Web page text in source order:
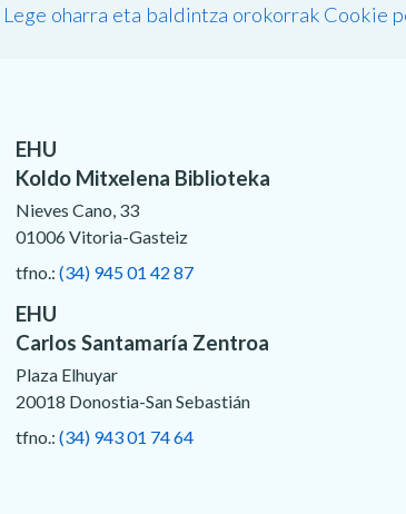
Lege oharra eta baldintza orokorrak Cookie
EHU
Koldo Mitxelena Biblioteka
Nieves Cano, 33
01006 Vitoria-Gasteiz
tfno.: (34) 945 01 42 87
EHU
Carlos Santamaría Zentroa
Plaza Elhuyar
20018 Donostia-San Sebastián
tfno.: (34) 943 01 74 64